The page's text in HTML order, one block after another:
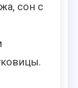
сон с